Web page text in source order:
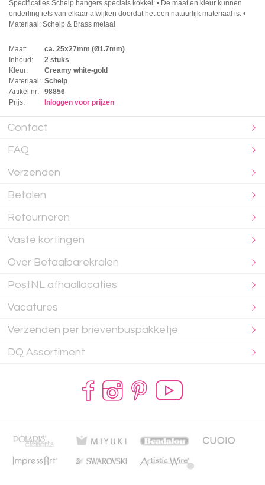
Specificaties Schelp hangers specials kokkel: • De maat en kleur kunnen
onderling iets van elkaar afwijken doordat het een natuurlijk materiaal is. •
Materiaal: Schelp & Brass metaal
Maat:
ca. 25x27mm (Ø1.7mm)
Inhoud:
2 stuks
Kleur:
Creamy white-gold
Materiaal: Schelp
Artikel nr:
98856
Prijs:
Inloggen voor prijzen
Contact
FAQ
Verzenden
Betalen
Retourneren
Vaste kortingen
Over Betaalbarekralen
PostNL afhaallocaties
Vacatures
Verzenden per brievenbuspakketje
DQ Assortiment